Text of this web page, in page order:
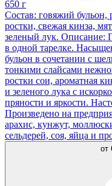
650 г
Состав: говяжий бульон,
ростки, свежая кинза,
зеленый лук. Описание:
в одной тарелке.
бульон в сочетании с
тонкими слайсами
ростки сои, ароматная
и зеленого лука с
пряности и яркости.
Произведено на
арахис, кунжут,
сельдерей, соя, яйца и
от